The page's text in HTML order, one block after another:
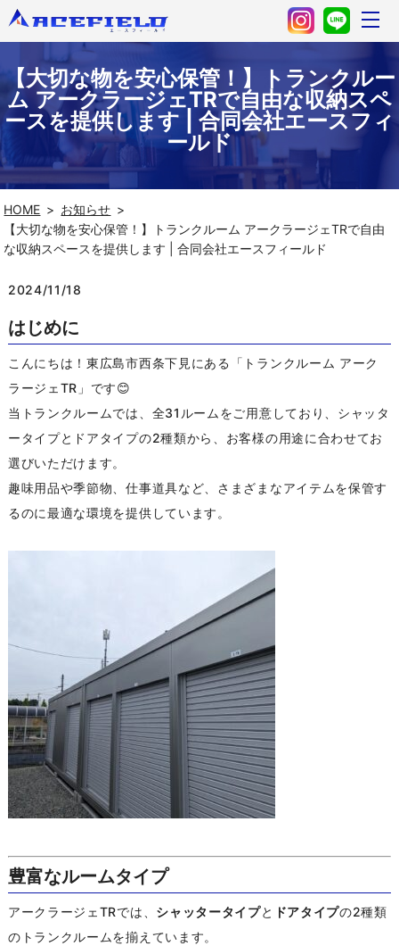
【大切な物を安心保管！】トランクルー
ム アークラージェTRで自由な収納スペ
ースを提供します | 合同会社エースフィ
ールド
HOME
お知らせ
【大切な物を安心保管！】トランクルーム アークラージェTRで自由
な収納スペースを提供します | 合同会社エースフィールド
2024/11/18
はじめに
こんにちは！東広島市西条下見にある「トランクルーム アーク
ラージェTR」です😊
当トランクルームでは、全31ルームをご用意しており、シャッタ
ータイプとドアタイプの2種類から、お客様の用途に合わせてお
選びいただけます。
趣味用品や季節物、仕事道具など、さまざまなアイテムを保管す
るのに最適な環境を提供しています。
豊富なルームタイプ
アークラージェTRでは、 シャッタータイプと ドアタイプの2種類
のトランクルームを揃えています。